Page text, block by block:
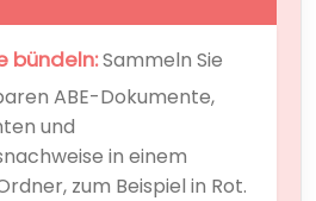
bündeln:Sammeln Sie
ABE-Dokumente,
und
in einem
zum Beispiel in Rot.